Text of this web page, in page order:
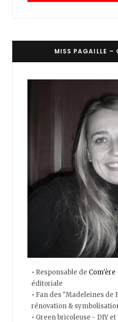
MISS PAGAILLE –
• Responsable de Com'ère
éditoriale
• Fan des "Madeleines de
rénovation &
• Green bricoleuse - DIY